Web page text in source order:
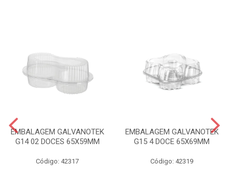
EMBALAGEM GALVANOTEK
G14 02 DOCES 65X59MM
Código: 42317
EMBALAGEM GALVANOTEK
G15 4 DOCE 65X69MM
Código: 42319